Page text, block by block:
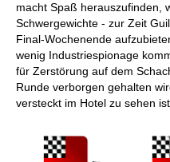
macht Spaß herauszufinden,
Schwergewichte - zur Zeit
Final-Wochenende
wenig Industriespionage
für Zerstörung auf dem
Runde verborgen gehalten
versteckt im Hotel zu sehen ist.